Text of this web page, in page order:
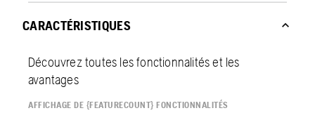
CARACTÉRISTIQUES
Découvrez toutes les fonctionnalités et les
avantages
AFFICHAGE DE {FEATURECOUNT} FONCTIONNALITÉS